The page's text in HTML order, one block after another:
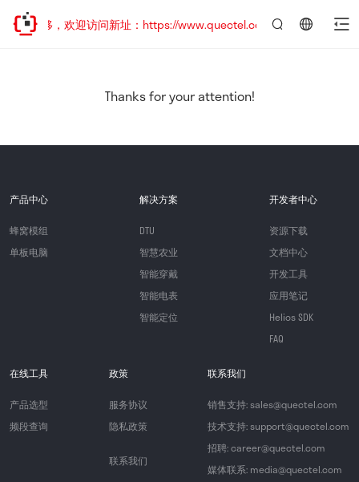
址已迁移，欢迎访问新址：https://www.quectel.com.cn
Thanks for your attention!
产品中心
蜂窝模组
单板电脑
解决方案
DTU
智慧农业
智能穿戴
智能电表
智能定位
开发者中心
资源下载
文档中心
开发工具
应用笔记
Helios SDK
FAQ
在线工具
产品选型
频段查询
政策
服务协议
隐私政策
联系我们
联系我们
销售支持: sales@quectel.com
技术支持: support@quectel.com
招聘: career@quectel.com
媒体联系: media@quectel.com